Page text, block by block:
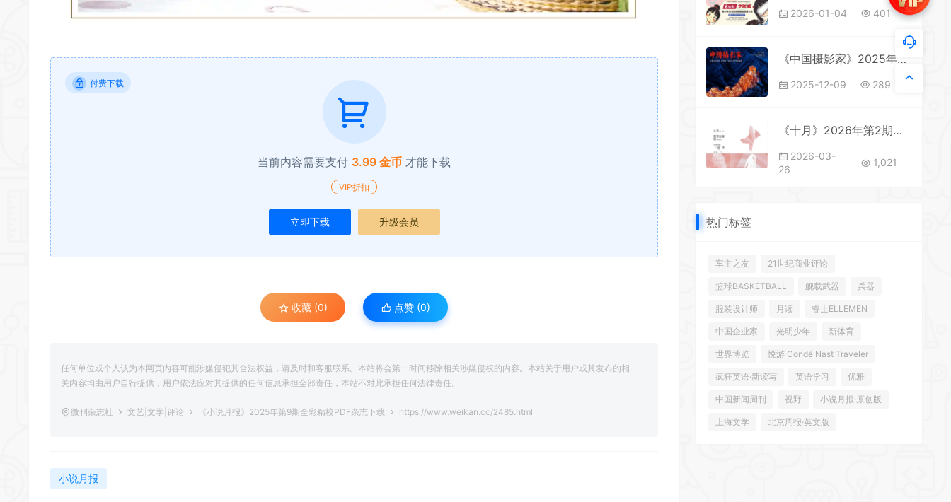
付费下载
当前内容需要支付 3.99 金币 才能下载
VIP折扣
立即下载 升级会员
收藏 (0) 点赞 (0)
任何单位或个人认为本网页内容可能涉嫌侵犯其合法权益，请及时和客服联系。本站将会第一时间移除相关涉嫌侵权的内容。本站关于用户或其发布的相
关内容均由用户自行提供，用户依法应对其提供的任何信息承担全部责任，本站不对此承担任何法律责任。
微刊杂志社 文艺|文学|评论 《小说月报》2025年第9期全彩精校PDF杂志下载 https://www.weikan.cc/2485.html
小说月报
2026-01-04 401
《中国摄影家》2025年第12期全彩精校PDF杂志下载
2025-12-09 289
《十月》2026年第2期全彩精校PDF杂志下载
2026-03-
26
1,021
热门标签
车主之友 21世纪商业评论
篮球BASKETBALL 舰载武器 兵器
服装设计师 月读 睿士ELLEMEN
中国企业家 光明少年 新体育
世界博览 悦游 Condé Nast Traveler
疯狂英语·新读写 英语学习 优雅
中国新闻周刊 视野 小说月报·原创版
上海文学 北京周报·英文版